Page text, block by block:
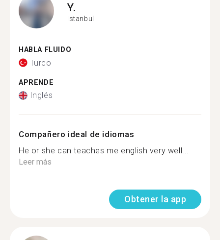
Y.
Istanbul
HABLA FLUIDO
Turco
APRENDE
Inglés
Compañero ideal de idiomas
He or she can teaches me english very well...
Leer más
Obtener la app